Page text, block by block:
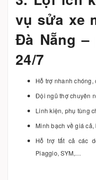
vụ sửa xe
Đà Nẵng
24/7
Hỗ trợ nhanh
Đội ngũ thợ chuyên
Linh kiện, phụ tùng
Minh bạch về giá
Hỗ trợ tất cả các
Piaggio, SYM,…